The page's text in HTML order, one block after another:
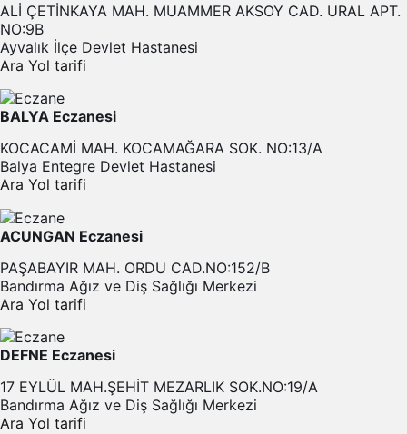
ALİ ÇETİNKAYA MAH. MUAMMER AKSOY CAD. URAL APT.
NO:9B
Ayvalık İlçe Devlet Hastanesi
Ara Yol tarifi
BALYA Eczanesi
KOCACAMİ MAH. KOCAMAĞARA SOK. NO:13/A
Balya Entegre Devlet Hastanesi
Ara Yol tarifi
ACUNGAN Eczanesi
PAŞABAYIR MAH. ORDU CAD.NO:152/B
Bandırma Ağız ve Diş Sağlığı Merkezi
Ara Yol tarifi
DEFNE Eczanesi
17 EYLÜL MAH.ŞEHİT MEZARLIK SOK.NO:19/A
Bandırma Ağız ve Diş Sağlığı Merkezi
Ara Yol tarifi